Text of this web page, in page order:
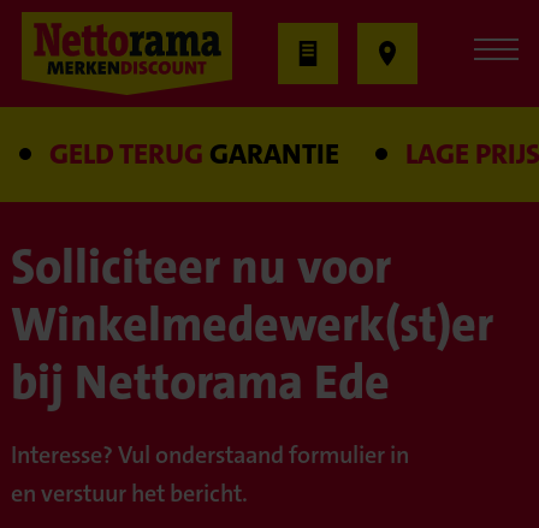
GELD TERUGGARANTIE LAGE PRIJS
Solliciteer nu voor
Winkelmedewerk(st)er
bij Nettorama Ede
Interesse? Vul onderstaand formulier in
en verstuur het bericht.